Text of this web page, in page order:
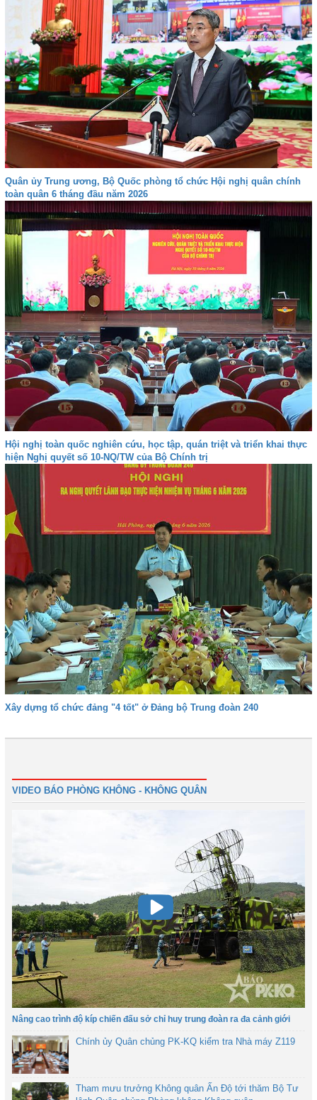
Quân ủy Trung ương, Bộ Quốc phòng tổ chức Hội nghị quân chính
toàn quân 6 tháng đầu năm 2026
Hội nghị toàn quốc nghiên cứu, học tập, quán triệt và triển khai thực
hiện Nghị quyết số 10-NQ/TW của Bộ Chính trị
Xây dựng tổ chức đảng "4 tốt" ở Đảng bộ Trung đoàn 240
VIDEO BÁO PHÒNG KHÔNG - KHÔNG QUÂN
Nâng cao trình độ kíp chiến đấu sở chỉ huy trung đoàn ra đa cảnh giới
Chính ủy Quân chủng PK-KQ kiểm tra Nhà máy Z119
Tham mưu trưởng Không quân Ấn Độ tới thăm Bộ Tư